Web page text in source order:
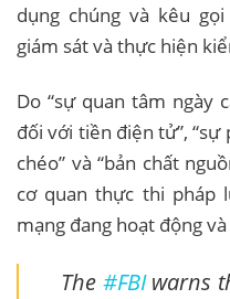
dụng chúng và kêu
giám sát và thực hiện
Do “sự quan tâm ngày
đối với tiền điện tử”,
chéo” và “bản chất
cơ quan thực thi pháp
mạng đang hoạt động
The #FBIwarns